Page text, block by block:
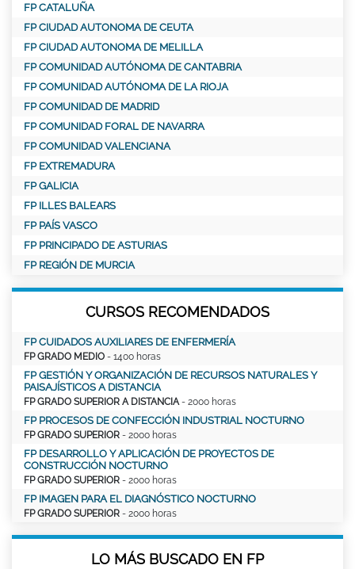
FP CATALUÑA
FP CIUDAD AUTONOMA DE CEUTA
FP CIUDAD AUTONOMA DE MELILLA
FP COMUNIDAD AUTÓNOMA DE CANTABRIA
FP COMUNIDAD AUTÓNOMA DE LA RIOJA
FP COMUNIDAD DE MADRID
FP COMUNIDAD FORAL DE NAVARRA
FP COMUNIDAD VALENCIANA
FP EXTREMADURA
FP GALICIA
FP ILLES BALEARS
FP PAÍS VASCO
FP PRINCIPADO DE ASTURIAS
FP REGIÓN DE MURCIA
CURSOS RECOMENDADOS
FP CUIDADOS AUXILIARES DE ENFERMERÍA
FP GRADO MEDIO - 1400 horas
FP GESTIÓN Y ORGANIZACIÓN DE RECURSOS NATURALES Y
PAISAJÍSTICOS A DISTANCIA
FP GRADO SUPERIOR A DISTANCIA- 2000 horas
FP PROCESOS DE CONFECCIÓN INDUSTRIAL NOCTURNO
FP GRADO SUPERIOR - 2000 horas
FP DESARROLLO Y APLICACIÓN DE PROYECTOS DE
CONSTRUCCIÓN NOCTURNO
FP GRADO SUPERIOR - 2000 horas
FP IMAGEN PARA EL DIAGNÓSTICO NOCTURNO
FP GRADO SUPERIOR - 2000 horas
LO MÁS BUSCADO EN FP